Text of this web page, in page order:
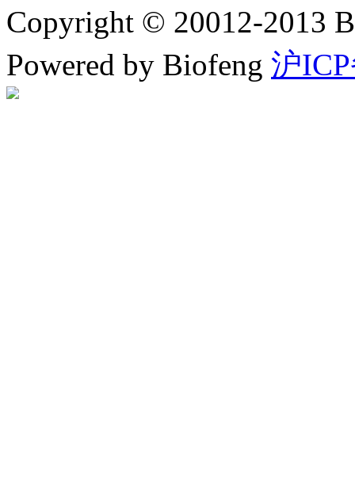
Copyright © 20012-2013
Powered by Biofeng 沪